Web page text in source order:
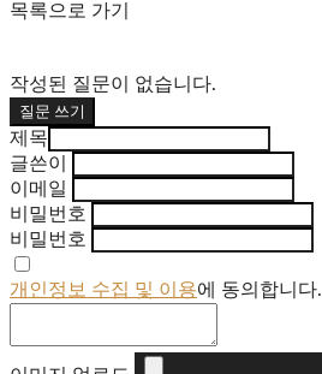
목록으로 가기
작성된 질문이 없습니다.
질문 쓰기
제목
글쓴이
이메일
비밀번호
비밀번호
개인정보 수집 및 이용에 동의합니다.